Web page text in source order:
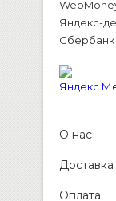
Яндекс-
Сбербанк
О нас
Доставка
Оплата